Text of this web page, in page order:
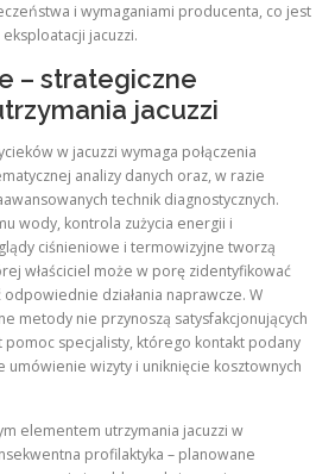
i wymaganiami producenta, co jest
jacuzzi.
– strategiczne
jacuzzi
w jacuzzi wymaga połączenia
analizy danych oraz, w razie
technik diagnostycznych.
wody, kontrola zużycia energii i
ciśnieniowe i termowizyjne tworzą
właściciel może w porę zidentyfikować
działania naprawcze. W
metody nie przynoszą satysfakcjonujących
specjalisty, którego kontakt podany
umówienie wizyty i uniknięcie kosztownych
elementem utrzymania jacuzzi w
profilaktyka – planowane